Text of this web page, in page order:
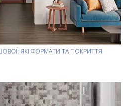
ЯКІ ФОРМАТИ ТА ПОКРИТТЯ